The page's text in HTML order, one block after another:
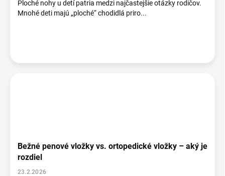
Ploché nohy u detí patria medzi najčastejšie otázky rodičov.
Mnohé deti majú „ploché“ chodidlá priro...
Bežné penové vložky vs. ortopedické vložky – aký je
rozdiel
23.2.2026